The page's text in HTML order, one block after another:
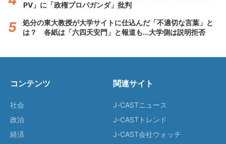
PV」に「政権プロパガンダ」批判
処分の東大教授が大学サイトに仕込んだ「不適切な言葉」と
は？ 各紙は「六四天安門」と報道も...大学側は説明拒否
コンテンツ
社会
政治
経済
関連サイト
J-CASTニュース
J-CASTトレンド
J-CAST会社ウォッチ